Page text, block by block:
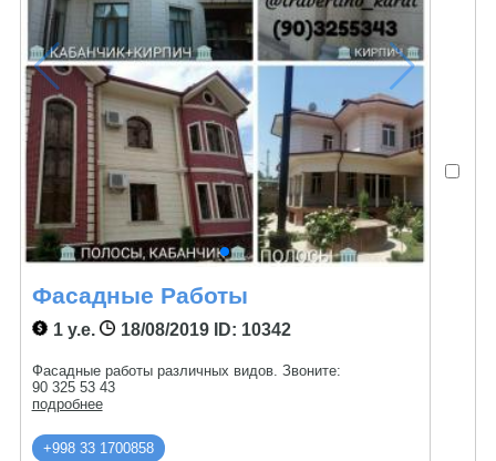
Фасадные Работы
1 у.е. 18/08/2019ID: 10342
Фасадные работы различных видов. Звоните:
90 325 53 43
подробнее
+998 33 1700858